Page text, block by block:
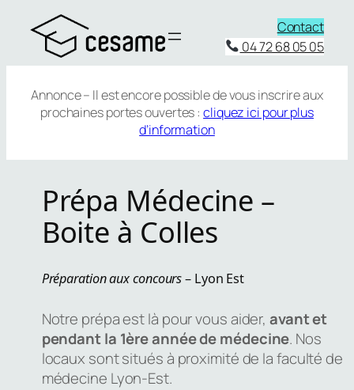
contenu
Contact
04 72 68 05 05
Annonce – Il est encore possible de vous inscrire aux
prochaines portes ouvertes :cliquez ici pour plus
d’information
Prépa Médecine –
Boite à Colles
Préparation aux concours– Lyon Est
Notre prépa est là pour vous aider,avant et
pendant la 1ère année de médecine. Nos
locaux sont situés à proximité de la faculté de
médecine Lyon-Est.